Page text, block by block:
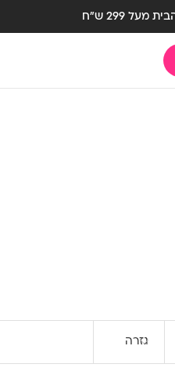
299 ש"ח
גזרה